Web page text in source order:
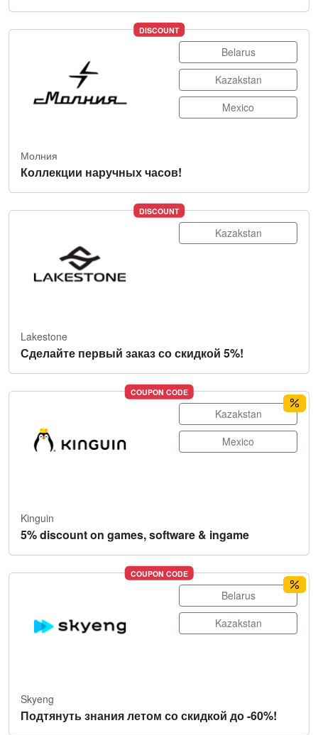
DISCOUNT
Belarus
Kazakstan
Mexico
Молния
Коллекции наручных часов!
DISCOUNT
Kazakstan
Lakestone
Сделайте первый заказ со скидкой 5%!
COUPON CODE
Kazakstan
Mexico
Kinguin
5% discount on games, software & ingame
COUPON CODE
Belarus
Kazakstan
Skyeng
Подтянуть знания летом со скидкой до -60%!